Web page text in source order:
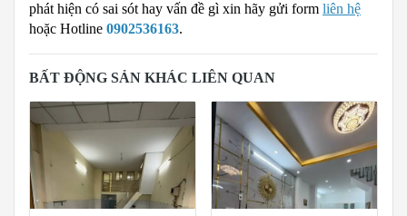
phát hiện có sai sót hay vấn đề gì xin hãy gửi form liên hệ
hoặc Hotline 0902536163.
BẤT ĐỘNG SẢN KHÁC LIÊN QUAN